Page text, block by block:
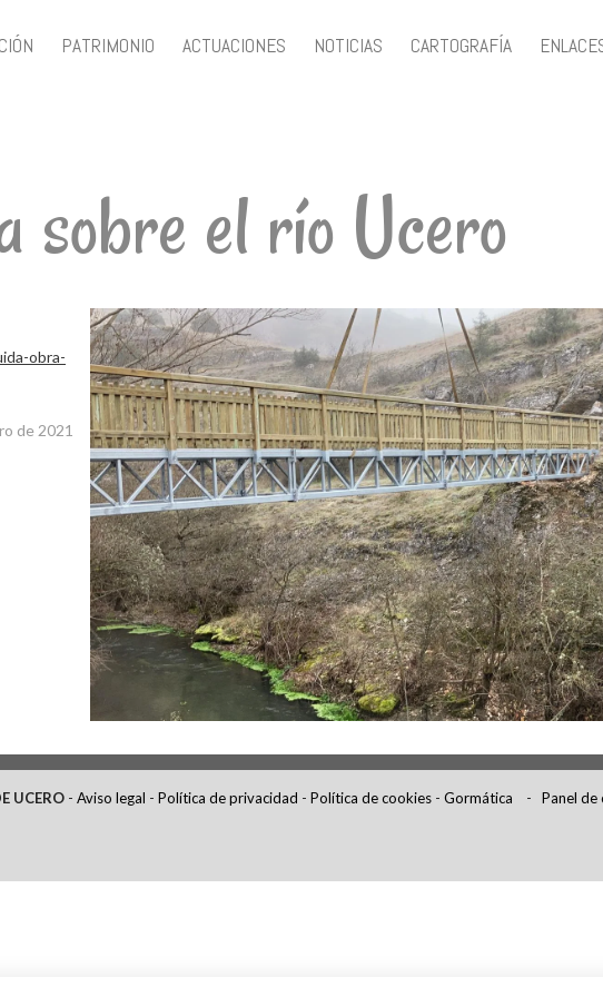
PATRIMONIO ACTUACIONES NOTICIAS CARTOGRAFÍA
sobre el río Ucero
obra-
de 2021
UCERO- Aviso legal - Política de privacidad - Política de cookies- Gormática - Panel de